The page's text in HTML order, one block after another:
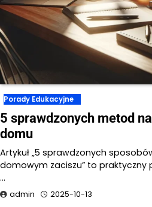
Porady Edukacyjne
5 sprawdzonych metod
domu
Artykuł „5 sprawdzonych
domowym zaciszu” to praktyczny
…
admin 2025-10-13